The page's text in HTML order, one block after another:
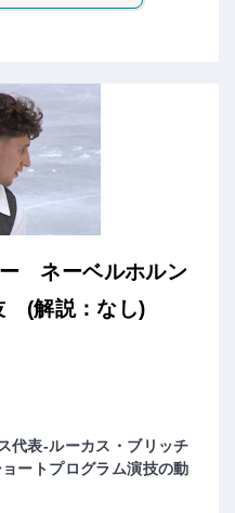
ネーベルホルン
(解説：なし)
代表-ルーカス・ブリッチ
ートプログラム演技の動